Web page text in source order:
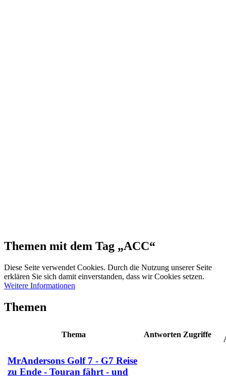
Themen mit dem Tag „ACC“
Diese Seite verwendet Cookies. Durch die Nutzung unserer Seite
erklären Sie sich damit einverstanden, dass wir Cookies setzen.
Weitere Informationen
Themen
Thema Antworten Zugriffe
MrAndersons Golf 7 - G7 Reise
zu Ende - Touran fährt - und